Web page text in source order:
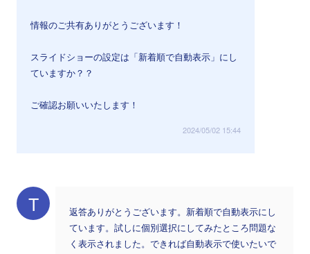
情報のご共有ありがとうございます！
スライドショーの設定は「新着順で自動表示」にし
ていますか？？
ご確認お願いいたします！
2024/05/02 15:44
T
返答ありがとうございます。新着順で自動表示にし
ています。試しに個別選択にしてみたところ問題な
く表示されました。できれば自動表示で使いたいで